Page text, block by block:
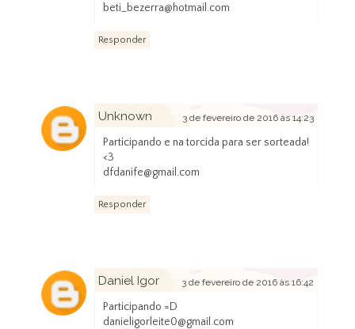
beti_bezerra@hotmail.com
Responder
Unknown 3 de fevereiro de 2016 às 14:23
Participando e na torcida para ser sorteada!
<3
dfdanife@gmail.com
Responder
Daniel Igor 3 de fevereiro de 2016 às 16:42
Participando =D
danieligorleite0@gmail.com